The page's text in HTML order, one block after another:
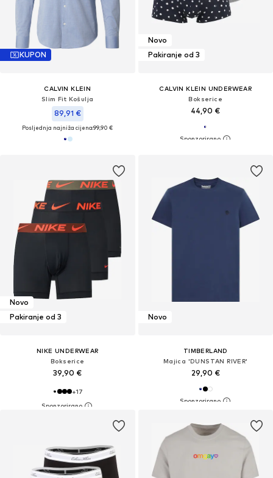
KUPON
CALVIN KLEIN
Slim Fit Košulja
89,91 €
Posljednja najniža cijena:99,90 €
Novo
Pakiranje od 3
CALVIN KLEIN UNDERWEAR
Bokserice
44,90 €
Novo
Pakiranje od 3
NIKE UNDERWEAR
Bokserice
39,90 €
+17
Novo
TIMBERLAND
Majica 'DUNSTAN RIVER'
29,90 €